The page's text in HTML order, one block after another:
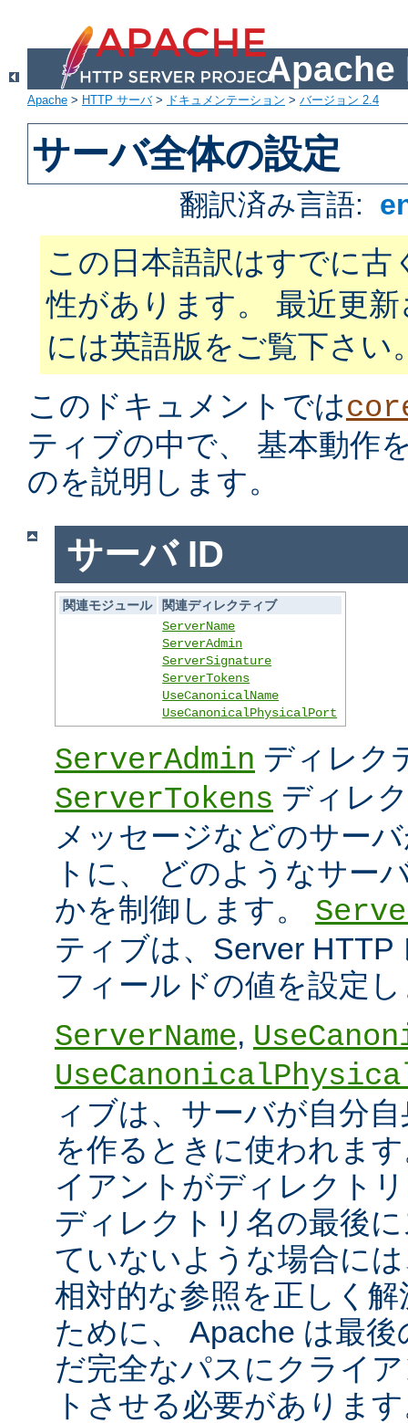
Apache
Apache > HTTP サーバ> ドキュメンテーション > バージョン 2.4
サーバ全体の設定
翻訳済み言語:
この日本語訳はすでに古
性があります。 最近更
には英語版をご覧下さい
このドキュメントでは
ティブの中で、 基本動作
のを説明します。
サーバ ID
関連モジュール
関連ディレクティブ
ServerName
ServerAdmin
ServerSignature
ServerTokens
UseCanonicalName
UseCanonicalPhysicalPort
ServerAdmin ディレク
ServerTokens ディレ
メッセージなどのサー
トに、 どのようなサー
かを制御します。
ティブは、Server
フィールドの値を設定
ServerName,
ィブは、サーバが自分
を作るときに使われま
イアントがディレクト
ディレクトリ名の最後
ていないような場合に
相対的な参照を正しく
ために、 Apache は最
だ完全なパスにクライ
トさせる必要がありま